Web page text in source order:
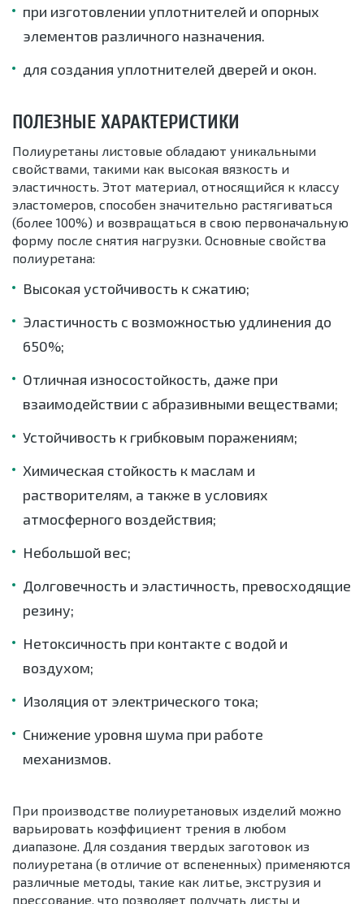
при изготовлении уплотнителей и опорных
элементов различного назначения.
для создания уплотнителей дверей и окон.
ПОЛЕЗНЫЕ ХАРАКТЕРИСТИКИ
Полиуретаны листовые обладают уникальными
свойствами, такими как высокая вязкость и
эластичность. Этот материал, относящийся к классу
эластомеров, способен значительно растягиваться
(более 100%) и возвращаться в свою первоначальную
форму после снятия нагрузки. Основные свойства
полиуретана:
Высокая устойчивость к сжатию;
Эластичность с возможностью удлинения до
650%;
Отличная износостойкость, даже при
взаимодействии с абразивными веществами;
Устойчивость к грибковым поражениям;
Химическая стойкость к маслам и
растворителям, а также в условиях
атмосферного воздействия;
Небольшой вес;
Долговечность и эластичность, превосходящие
резину;
Нетоксичность при контакте с водой и
воздухом;
Изоляция от электрического тока;
Снижение уровня шума при работе
механизмов.
При производстве полиуретановых изделий можно
варьировать коэффициент трения в любом
диапазоне. Для создания твердых заготовок из
полиуретана (в отличие от вспененных) применяются
различные методы, такие как литье, экструзия и
прессование, что позволяет получать листы и